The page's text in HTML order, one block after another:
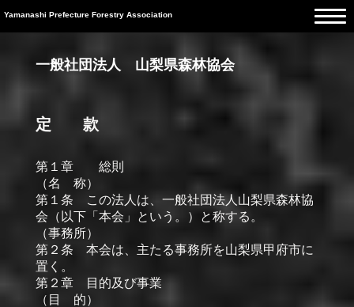
Yamanashi Prefecture Forestry Association
一般社団法人 山梨県森林協会
定 款
第１章 総則
（名 称）
第１条 この法人は、一般社団法人山梨県森林協
会（以下「本会」という。）と称する。
（事務所）
第２条 本会は、主たる事務所を山梨県甲府市に
置く。
第２章 目的及び事業
（目 的）